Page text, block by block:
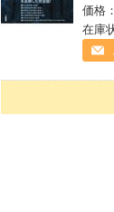
価格
在庫